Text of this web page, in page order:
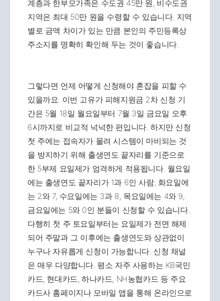
계층과 한부모가족은 수도권 45만 원, 비수도권
지역은 최대 50만 원을 수령할 수 있습니다. 지역
별로 금액 차이가 있는 만큼 본인의 주민등록상
주소지를 명확히 확인해 두는 것이 좋습니다.
그렇다면 언제 어떻게 신청해야 혼잡을 피할 수
있을까요. 이번 고유가 피해지원금 2차 신청 기
간은 5월 18일 월요일부터 7월 3일 금요일 오후
6시까지로 비교적 넉넉한 편입니다. 하지만 신청
첫 주에는 접속자가 몰려 시스템이 마비되는 것
을 방지하기 위해 출생연도 끝자리를 기준으로
한 5부제 요일제가 엄격하게 적용됩니다. 월요일
에는 출생연도 끝자리가 1과 6인 사람, 화요일에
는 2와 7, 수요일에는 3과 8, 목요일에는 4와 9,
금요일에는 5와 0인 분들이 신청할 수 있습니다.
다행히 첫 주 토요일부터는 요일제가 전면 해제
되어 주말과 그 이후에는 출생연도와 상관없이
누구나 자유롭게 신청이 가능합니다. 신청 채널
은 매우 다양합니다. 평소 자주 사용하는 KB국민
카드, 현대카드, 하나카드, NH농협카드 등 주요
카드사 홈페이지나 모바일 앱을 통해 온라인으로